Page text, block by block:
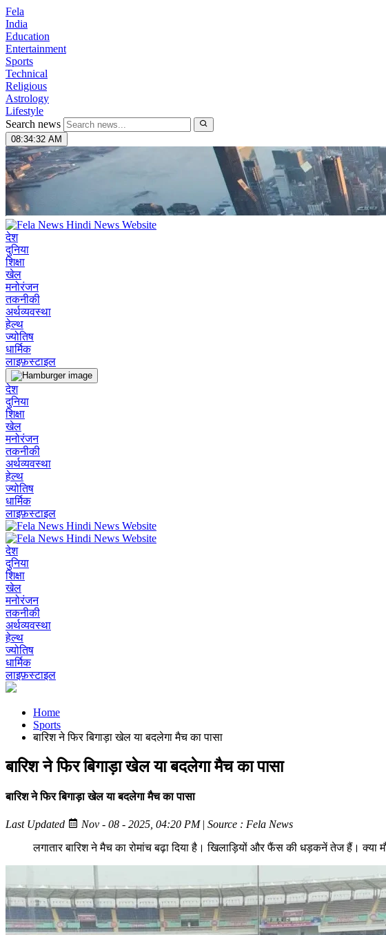
Fela
India
Education
Entertainment
Sports
Technical
Religious
Astrology
Lifestyle
Search news
08:34:33 AM
देश
दुनिया
शिक्षा
खेल
मनोरंजन
तकनीकी
अर्थव्यवस्था
हेल्थ
ज्योतिष
धार्मिक
लाइफ़स्टाइल
देश
दुनिया
शिक्षा
खेल
मनोरंजन
तकनीकी
अर्थव्यवस्था
हेल्थ
ज्योतिष
धार्मिक
लाइफ़स्टाइल
देश
दुनिया
शिक्षा
खेल
मनोरंजन
तकनीकी
अर्थव्यवस्था
हेल्थ
ज्योतिष
धार्मिक
लाइफ़स्टाइल
Home
Sports
बारिश ने फिर बिगाड़ा खेल या बदलेगा मैच का पासा
बारिश ने फिर बिगाड़ा खेल या बदलेगा मैच का पासा
बारिश ने फिर बिगाड़ा खेल या बदलेगा मैच का पासा
Last Updated Nov - 08 - 2025, 04:20 PM| Source : Fela News
लगातार बारिश ने मैच का रोमांच बढ़ा दिया है। खिलाड़ियों और फैंस की धड़कनें तेज हैं। क्या